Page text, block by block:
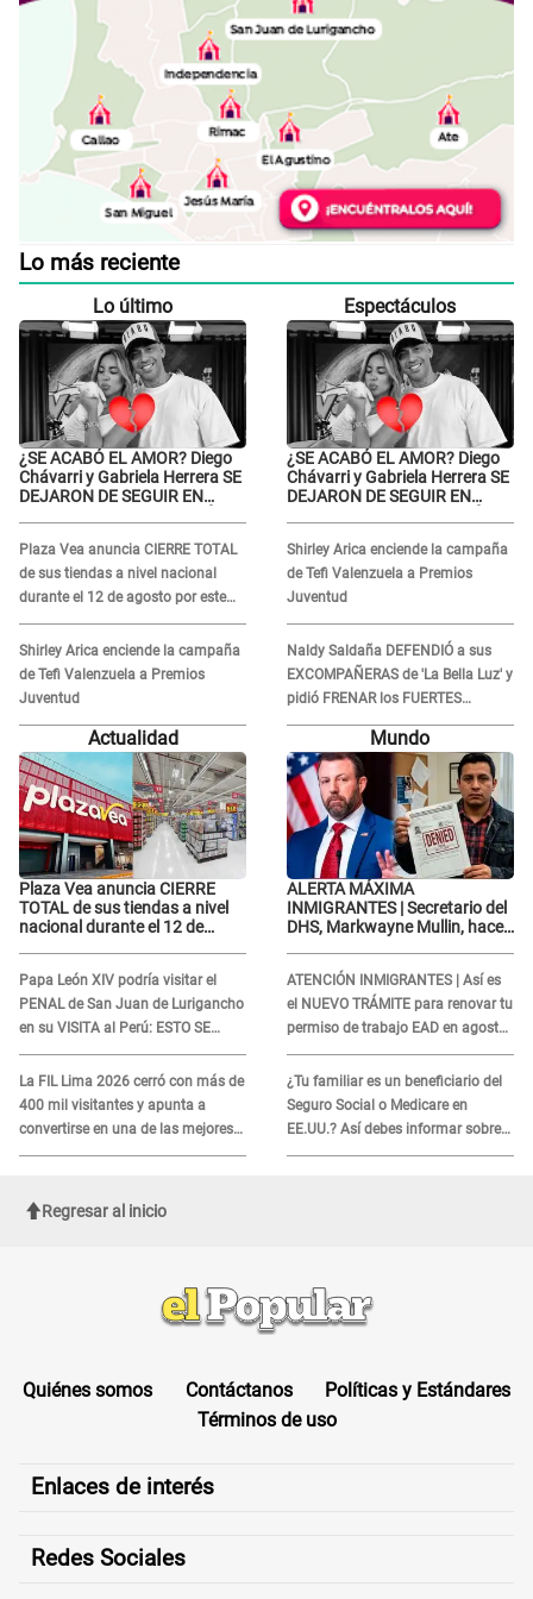
Lo más reciente
Lo último
¿SE ACABÓ EL AMOR? Diego
Chávarri y Gabriela Herrera SE
DEJARON DE SEGUIR EN
Plaza Vea anuncia CIERRE TOTAL
de sus tiendas a nivel nacional
durante el 12 de agosto por este
MOTIVO
Shirley Arica enciende la campaña
de Tefi Valenzuela a Premios
Juventud
Espectáculos
¿SE ACABÓ EL AMOR? Diego
Chávarri y Gabriela Herrera SE
DEJARON DE SEGUIR EN
Shirley Arica enciende la campaña
de Tefi Valenzuela a Premios
Juventud
Naldy Saldaña DEFENDIÓ a sus
EXCOMPAÑERAS de 'La Bella Luz' y
pidió FRENAR los FUERTES
ATAQUES en redes: “Aquí el único
Actualidad
Plaza Vea anuncia CIERRE
TOTAL de sus tiendas a nivel
nacional durante el 12 de
Papa León XIV podría visitar el
PENAL de San Juan de Lurigancho
en su VISITA al Perú: ESTO SE
SABE
La FIL Lima 2026 cerró con más de
400 mil visitantes y apunta a
convertirse en una de las mejores
ferias de Latinoamérica
Mundo
ALERTA MÁXIMA
INMIGRANTES | Secretario del
DHS, Markwayne Mullin, hace
ATENCIÓN INMIGRANTES | Así es
el NUEVO TRÁMITE para renovar tu
permiso de trabajo EAD en agosto
del 2026
¿Tu familiar es un beneficiario del
Seguro Social o Medicare en
EE.UU.? Así debes informar sobre
su muerte para EVITAR COBROS
Regresar al inicio
Quiénes somos Contáctanos
Políticas y Estándares
Términos de uso
Enlaces de interés
Redes Sociales